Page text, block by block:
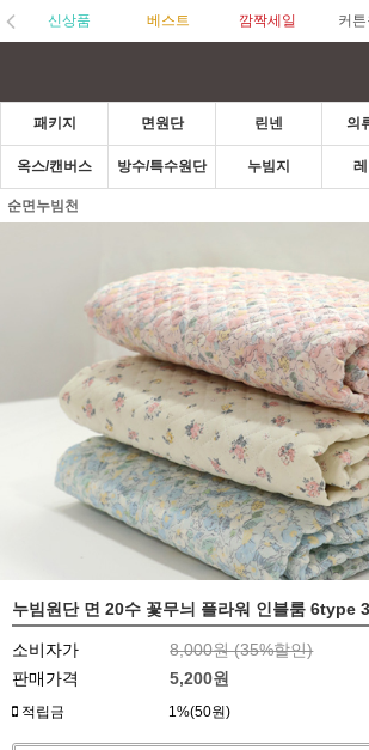
신상품 베스트 깜짝세일 커
패키지 면원단 린넨 의
옥스/캔버스 방수/특수원단 누빔지
순면누빔천
누빔원단 면 20수 꽃무늬 플라워 인블룸 6type
소비자가 8,000원 (35%할인)
판매가격
5,200원
적립금 1%(50원)